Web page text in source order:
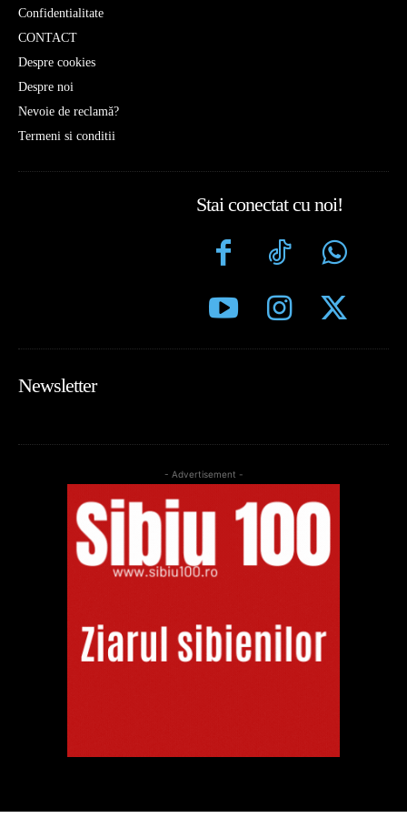
Confidentialitate
CONTACT
Despre cookies
Despre noi
Nevoie de reclamă?
Termeni si conditii
Stai conectat cu noi!
Newsletter
- Advertisement -